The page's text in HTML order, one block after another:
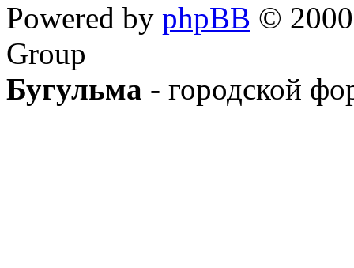
Powered by phpBB ©
Group
Бугульма - городской